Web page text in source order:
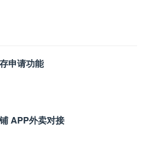
申请功能
APP外卖对接